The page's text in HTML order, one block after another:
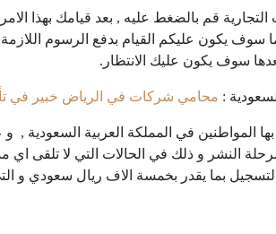
قم بالضغط عليه , بعد قيامك بهذا
سوف يكون عليكم القيام بدفع الرسوم
سوف يكون عليك الانتظار.
: محامي شركات في الرياض خبير في
المواطنين في المملكة العربية
النشر و ذلك في الحالات التي لا تلقى اي
بما يقدر بخمسة الاف ريال سعودي و